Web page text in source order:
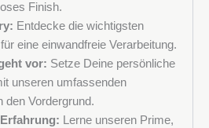
Finish.
Entdecke die wichtigsten
eine einwandfreie Verarbeitung.
vor: Setze Deine persönliche
unseren umfassenden
den Vordergrund.
Lerne unseren Prime,